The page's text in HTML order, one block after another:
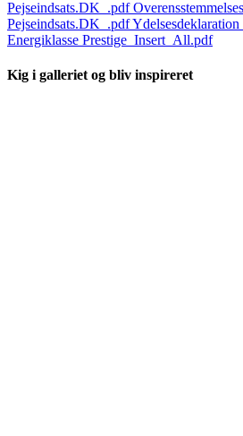
Pejseindsats.DK_.pdf
Pejseindsats.DK_.pdfYdelsesdeklaration
Energiklasse Prestige_Insert_All.pdf
Kig i galleriet og bliv inspireret